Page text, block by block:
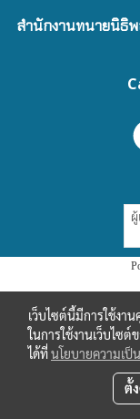
สำนักงานทนายนิธิ
เว็บไซต์นี้มีการใช้ง
ในการใช้งานเว็บไซ
ได้ที่นโยบายความเป็
ตั้